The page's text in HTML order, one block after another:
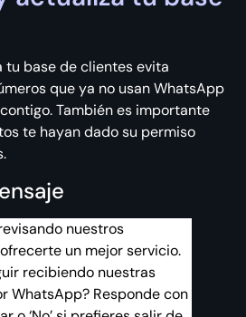
tu base de clientes evita
que ya no usan WhatsApp
También es importante
te hayan dado su permiso
nuestros
un mejor servicio.
recibiendo nuestras
WhatsApp? Responde con